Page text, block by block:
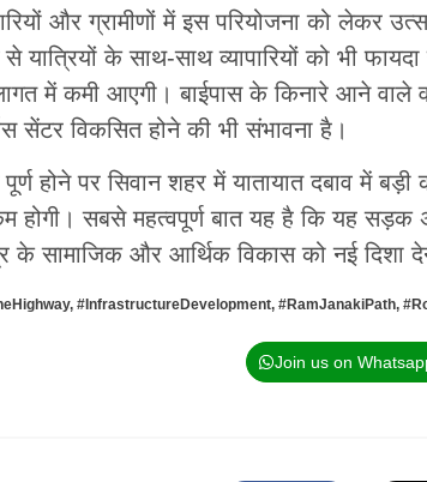
और ग्रामीणों में इस परियोजना को लेकर
यात्रियों के साथ-साथ व्यापारियों को भी
में कमी आएगी। बाईपास के किनारे आने वाले
सेंटर विकसित होने की भी संभावना है।
होने पर सिवान शहर में यातायात दबाव में
होगी। सबसे महत्वपूर्ण बात यह है कि यह सड़क
के सामाजिक और आर्थिक विकास को नई दिशा
, #InfrastructureDevelopment, #RamJanakiPath,
Join us on